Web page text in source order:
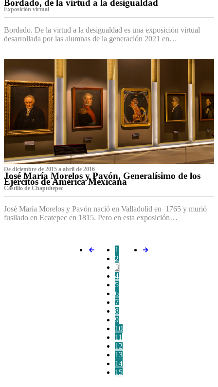
Bordado, de la virtud a la desigualdad
Exposición virtual‌
Bordado. De la virtud a la desigualdad es una exposición virtual
desarrollada por las alumnas de la generación 2021 en…
De diciembre de 2015 a abril de 2016
José María Morelos y Pavón, Generalísimo de los
Ejércitos de América Mexicana
C‌astillo de Chapultepec
José María Morelos y Pavón nació en Valladolid en 1765 y murió
fusilado en Ecatepec en 1815. Pero en esta exposición…
1
2
3
4
5
6
7
8
9
10
11
12
13
14
15